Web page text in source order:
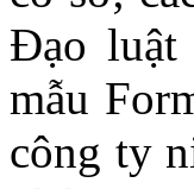
Đạo luật
mẫu
công ty